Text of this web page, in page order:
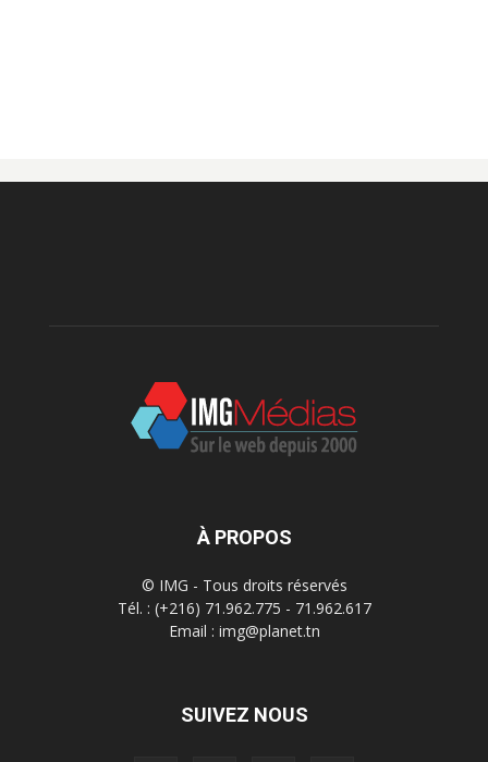
À PROPOS
© IMG - Tous droits réservés
Tél. : (+216) 71.962.775 - 71.962.617
Email : img@planet.tn
SUIVEZ NOUS